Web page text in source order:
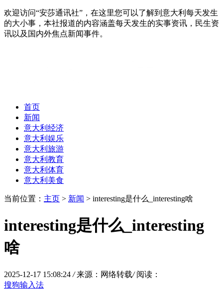
欢迎访问“安莎通讯社”，在这里您可以了解到意大利每天发生
的大小事，本社报道的内容涵盖每天发生的实事资讯，民生资
讯以及国内外焦点新闻事件。
首页
新闻
意大利经济
意大利娱乐
意大利旅游
意大利教育
意大利体育
意大利美食
当前位置： 主页 > 新闻 > interesting是什么_interesting啥
interesting是什么_interesting
啥
2025-12-17 15:08:24 / 来源：网络转载/ 阅读：
搜狗输入法